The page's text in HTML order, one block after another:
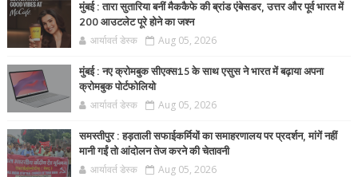
मुंबई : तारा सुतारिया बनीं मैककैफे की ब्रांड एंबेसडर, उत्तर और पूर्व भारत में
200 आउटलेट पूरे होने का जश्न
आर्यावर्त डेस्क Aug 05, 2026
मुंबई : नए क्रोमबुक सीएक्स15 के साथ एसुस ने भारत में बढ़ाया अपना
क्रोमबुक पोर्टफोलियो
आर्यावर्त डेस्क Aug 05, 2026
समस्तीपुर : हड़ताली सफाईकर्मियों का समाहरणालय पर प्रदर्शन, मांगें नहीं
मानी गईं तो आंदोलन तेज करने की चेतावनी
आर्यावर्त डेस्क Aug 05, 2026